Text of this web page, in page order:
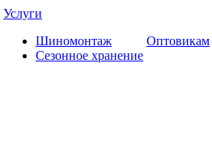
Услуги
Шиномонтаж
Сезонное хранение
Оптовикам